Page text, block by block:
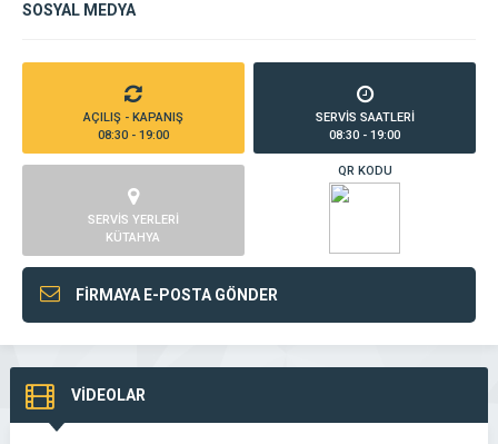
SOSYAL MEDYA
AÇILIŞ - KAPANIŞ
08:30 - 19:00
SERVİS SAATLERİ
08:30 - 19:00
SERVİS YERLERİ
KÜTAHYA
QR KODU
FİRMAYA E-POSTA GÖNDER
VİDEOLAR